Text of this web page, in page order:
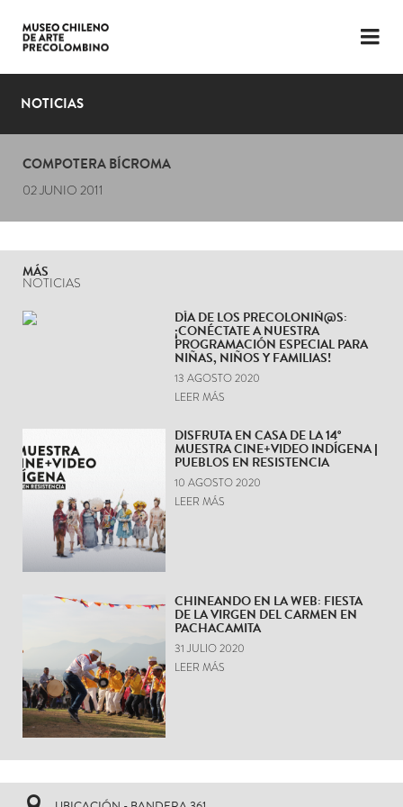
LENGUAJE
PLANIFICA TU VISITA
EXPOSICIONES
EL MUSEO
NOTICIAS
NOTICIAS
COMPOTERA BÍCROMA
02 JUNIO 2011
MÁS
NOTICIAS
DÍA DE LOS PRECOLONIÑ@S:
¡CONÉCTATE A NUESTRA
PROGRAMACIÓN ESPECIAL PARA
NIÑAS, NIÑOS Y FAMILIAS!
13 AGOSTO 2020
LEER MÁS
DISFRUTA EN CASA DE LA 14°
MUESTRA CINE+VIDEO INDÍGENA |
PUEBLOS EN RESISTENCIA
10 AGOSTO 2020
LEER MÁS
CHINEANDO EN LA WEB: FIESTA
DE LA VIRGEN DEL CARMEN EN
PACHACAMITA
31 JULIO 2020
LEER MÁS